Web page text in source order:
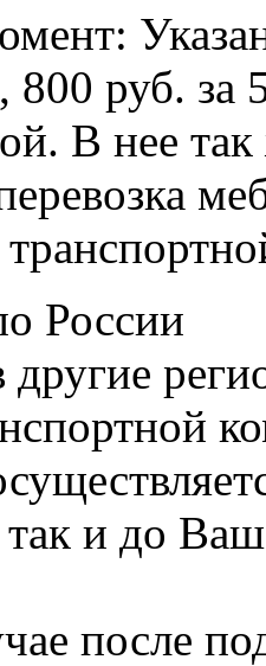
800 руб. за
В нее
России
другие
и до
после